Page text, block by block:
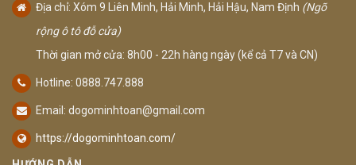
Địa chỉ: Xóm 9 Liên Minh, Hải Minh, Hải Hậu, Nam Định (Ngõ
rộng ô tô đỗ cửa)
Thời gian mở cửa: 8h00 - 22h hàng ngày (kể cả T7 và CN)
Hotline: 0888.747.888
Email: dogominhtoan@gmail.com
https://dogominhtoan.com/